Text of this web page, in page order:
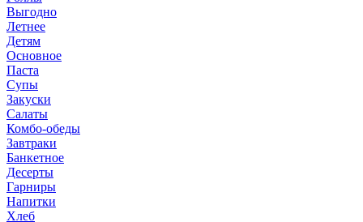
Выгодно
Летнее
Детям
Основное
Паста
Супы
Закуски
Салаты
Комбо-обеды
Завтраки
Банкетное
Десерты
Гарниры
Напитки
Хлеб